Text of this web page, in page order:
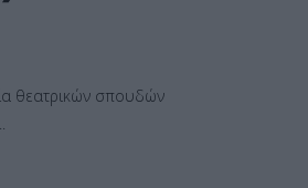
θεατρικών σπουδών